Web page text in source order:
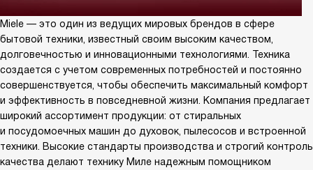
Miele — это один из ведущих мировых брендов в сфере
бытовой техники, известный своим высоким качеством,
долговечностью и инновационными технологиями. Техника
создается с учетом современных потребностей и постоянно
совершенствуется, чтобы обеспечить максимальный комфорт
и эффективность в повседневной жизни. Компания предлагает
широкий ассортимент продукции: от стиральных
и посудомоечных машин до духовок, пылесосов и встроенной
техники. Высокие стандарты производства и строгий контроль
качества делают технику Миле надежным помощником